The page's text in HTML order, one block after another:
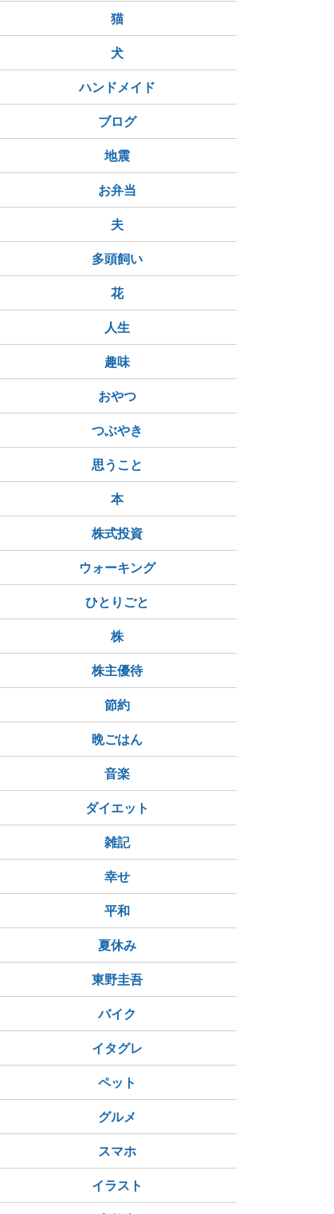
イーロン宇宙人、トランプクローン
精神は宇宙とつながる
ロトロ具合は４分半 パソコントラブル
城石井） 楽ちん一人カレー（美味しい！）
猫
犬
ハンドメイド
ブログ
地震
お弁当
夫
多頭飼い
花
人生
趣味
おやつ
つぶやき
思うこと
本
株式投資
ウォーキング
ひとりごと
株
株主優待
節約
晩ごはん
音楽
ダイエット
雑記
幸せ
平和
夏休み
東野圭吾
バイク
イタグレ
ペット
グルメ
スマホ
イラスト